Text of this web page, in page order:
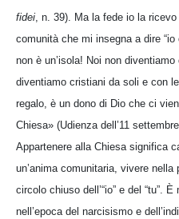
fidei , n. 39). Ma la fede io la
comunità che mi insegna a dire “io
non è un’isola! Noi non
diventiamo cristiani da soli e con
regalo, è un dono di Dio che ci
Chiesa» (Udienza dell’11
Appartenere alla Chiesa significa
un’anima comunitaria, vivere nella
circolo chiuso dell’“io” e del “tu”.
nell’epoca del narcisismo e